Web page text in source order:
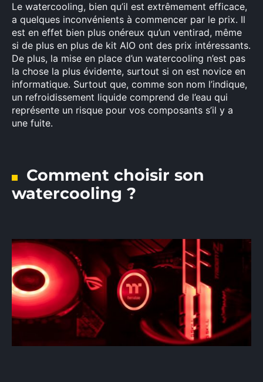
Le watercooling, bien qu’il est extrêmement efficace,
a quelques inconvénients à commencer par le prix. Il
est en effet bien plus onéreux qu’un ventirad, même
si de plus en plus de kit AIO ont des prix intéressants.
De plus, la mise en place d’un watercooling n’est pas
la chose la plus évidente, surtout si on est novice en
informatique. Surtout que, comme son nom l’indique,
un refroidissement liquide comprend de l’eau qui
représente un risque pour vos composants s’il y a
une fuite.
Comment choisir son
watercooling ?
: